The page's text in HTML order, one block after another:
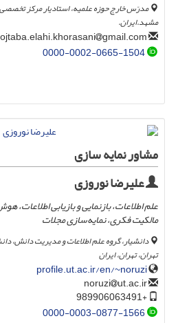
مدرّس خارج حوزه علمیه، استادیار مرکز
مشهد.ایران.
gmail.com
0000-0002-0665-1504
مشاور نمایه سازی
علیرضا نوروزی
علم اطلاعات، بازنمایی و بازیابی
مالکیت فکری، نمایه‌سازی مجلات
دانشیار، گروه علم اطلاعات و مدیریت دانش،
تهران، تهران، ایران
profile.ut.ac.ir/en/~noruzi
ut.ac.ir
+989906063491
0000-0003-0877-1566